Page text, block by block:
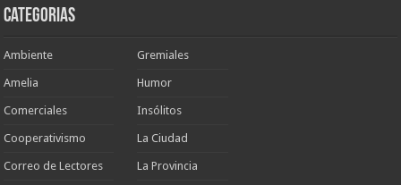
Categorias
Ambiente
Amelia
Comerciales
Cooperativismo
Correo de Lectores
Gremiales
Humor
Insólitos
La Ciudad
La Provincia